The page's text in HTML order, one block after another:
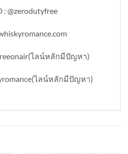
: @zerodutyfree
ไลน์หลักมีปัญหา)
ไลน์หลักมีปัญหา)